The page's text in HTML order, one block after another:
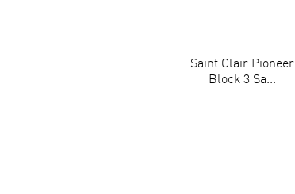
Saint Clair Pioneer
Block 3 Sa...